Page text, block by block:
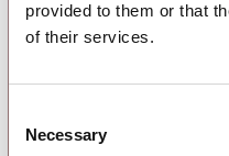
provided to them or that
of their services.
Selection
Necessary